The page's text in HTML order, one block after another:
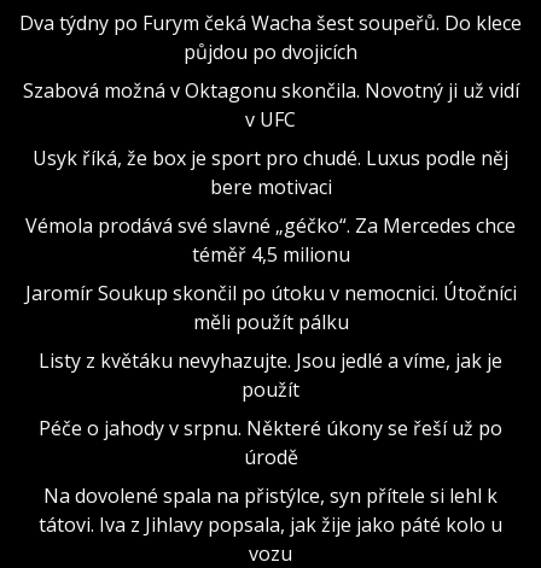
Dva týdny po Furym čeká Wacha šest soupeřů. Do klece
půjdou po dvojicích
Szabová možná v Oktagonu skončila. Novotný ji už vidí
v UFC
Usyk říká, že box je sport pro chudé. Luxus podle něj
bere motivaci
Vémola prodává své slavné „géčko“. Za Mercedes chce
téměř 4,5 milionu
Jaromír Soukup skončil po útoku v nemocnici. Útočníci
měli použít pálku
Listy z květáku nevyhazujte. Jsou jedlé a víme, jak je
použít
Péče o jahody v srpnu. Některé úkony se řeší už po
úrodě
Na dovolené spala na přistýlce, syn přítele si lehl k
tátovi. Iva z Jihlavy popsala, jak žije jako páté kolo u
vozu